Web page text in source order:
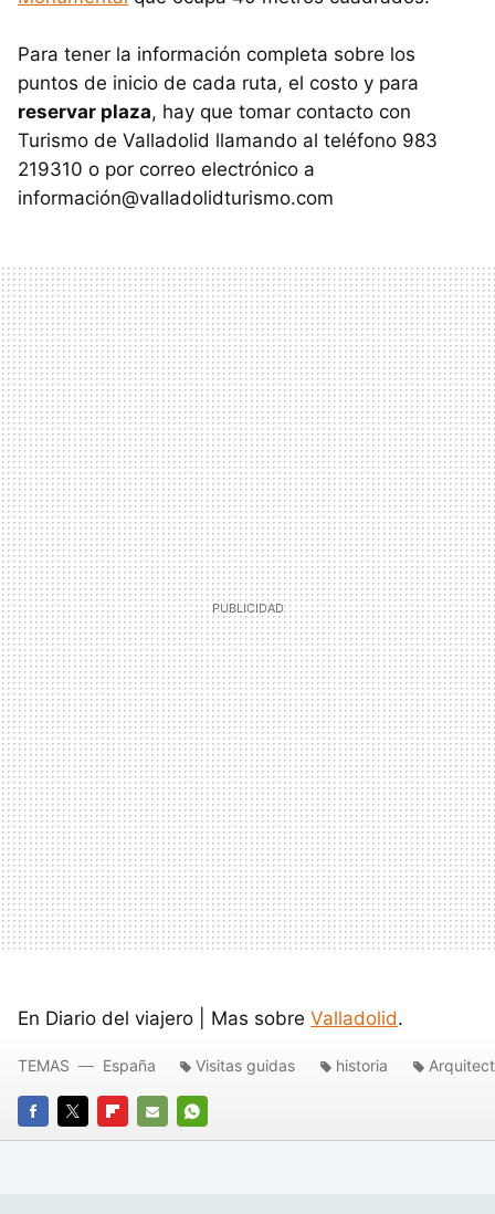
Para tener la información completa sobre los
puntos de inicio de cada ruta, el costo y para
reservar plaza, hay que tomar contacto con
Turismo de Valladolid llamando al teléfono 983
219310 o por correo electrónico a
información@valladolidturismo.com
En Diario del viajero | Mas sobre Valladolid.
FACEBOOK
TWITTERFLIPBOARD
E-
WHATSAPP
TEMAS España Visitas guidas historia